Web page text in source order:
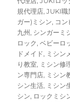
規代理店,JUKI職
ガー)ミシン, コ
九州, シンガーミ
ロック,ベビーロ
ドメイド, ミシン
り教室, ミシン修
ン専門店, ミシン
シン生活, ミシン
シン, ロックミシ